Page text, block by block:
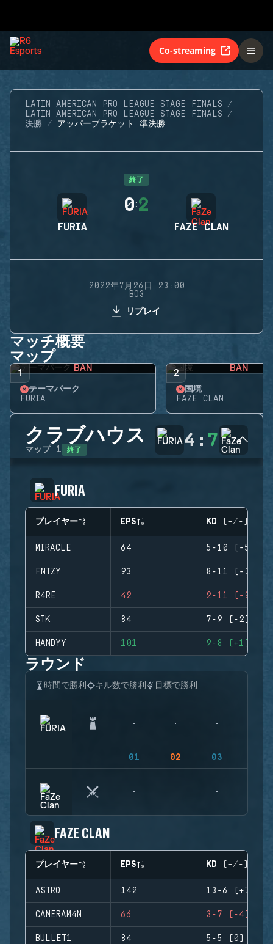
Co-streaming
LATIN AMERICAN PRO LEAGUE STAGE FINALS
LATIN AMERICAN PRO LEAGUE STAGE FINALS
決勝
アッパーブラケット 準決勝
終了
FURIA
0:2
FAZE CLAN
2022年7月26日 23:00
BO3
リプレイ
マッチ概要
マップ
1 BAN
テーマパーク
FURIA
2 BAN
国境
FAZE CLAN
クラブハウス
マップ 1 終了 4 : 7
FURIA
プレイヤー EPS KD (+/-)
MIRACLE 64 5-10 (-5)
FNTZY 93 8-11 (-3)
R4RE 42 2-11 (-9)
STK 84 7-9 (-2)
HANDYY 101 9-8 (+1)
ラウンド
時間で勝利 キル数で勝利 目標で勝利
01 02 03
FAZE CLAN
プレイヤー EPS KD (+/-)
ASTRO 142 13-6 (+7)
CAMERAM4N 66 3-7 (-4)
BULLET1 84 5-5 (0)